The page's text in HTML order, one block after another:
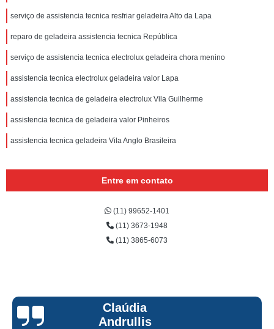
serviço de assistencia tecnica resfriar geladeira Alto da Lapa
reparo de geladeira assistencia tecnica República
serviço de assistencia tecnica electrolux geladeira chora menino
assistencia tecnica electrolux geladeira valor Lapa
assistencia tecnica de geladeira electrolux Vila Guilherme
assistencia tecnica de geladeira valor Pinheiros
assistencia tecnica geladeira Vila Anglo Brasileira
Entre em contato
(11) 99652-1401
(11) 3673-1948
(11) 3865-6073
Claúdia
Andrullis